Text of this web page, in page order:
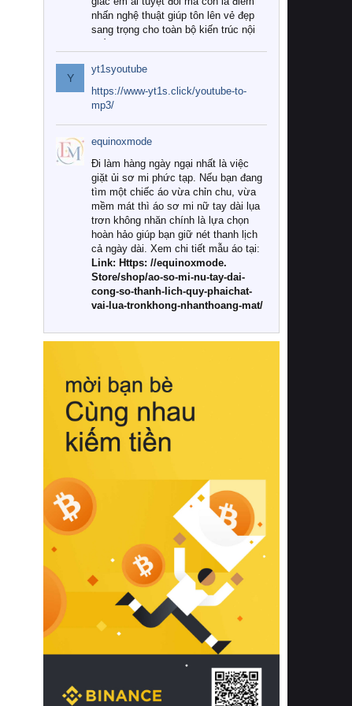
nhấn nghệ thuật giúp tôn lên vẻ đẹp
sang trọng cho toàn bộ kiến trúc nội
Tuy nhiên, giữa thị trường đa dạng
với vô vàn thương hiệu và mẫu mã
như hiện nay, làm thế nào để chọn
được những bộ chăn ga gối đệm cao
cấp thực sự chất lượng, phù hợp với
khí hậu và nhu cầu sử dụng của gia
đình? Hãy cùng chúng tôi đi tìm lời
giải đáp chi tiết qua bài viết dưới đây.
1. Tại sao các gia đình hiện đại lại ưa
chuộng chăn ga gối đệm cao cấp?
Khác với các dòng sản phẩm thông
thường, những bộ chăn ga gối đệm
cao cấp trải qua quy trình sản xuất
nghiêm ngặt từ khâu chọn lọc nguyên
liệu tự nhiên đến công nghệ dệt
nhuộm hiện đại không chứa hóa chất
này, bạn sẽ cảm nhận rõ rệt sự khác
hồi chuẩn xác của phần đệm nâng đỡ
cột sống.
Bên cạnh đó, việc lựa chọn các dòng
sản phẩm đạt chuẩn chất lượng quốc
tế còn giúp ngăn ngừa tình trạng kích
khuẩn và nấm mốc trong điều kiện
thời tiết nóng ẩm. Bạn có thể tìm hiểu
thêm các nghiên cứu khoa học về tác
động của giấc ngủ và môi trường
phòng ngủ đối với sức khỏe con
người tại Sleep Foundation (External
Link) để có cái nhìn toàn diện hơn.
2. Các tiêu chí vàng khi lựa chọn
chăn ga gối đệm cao cấp cho phòng
ngủ
Để sở hữu một bộ chăn ga gối đệm
cao cấp hoàn hảo cả về thẩm mỹ lẫn
công năng, người tiêu dùng cần cân
nhắc kỹ lưỡng các tiêu chí quan trọng
Y
yt1syoutube
https://www-yt1s.click/youtube-to-
mp3/
equinoxmode
Đi làm hàng ngày ngại nhất là việc
giặt ủi sơ mi phức tạp. Nếu bạn đang
tìm một chiếc áo vừa chỉn chu, vừa
mềm mát thì áo sơ mi nữ tay dài lụa
trơn không nhăn chính là lựa chọn
hoàn hảo giúp bạn giữ nét thanh lịch
cả ngày dài. Xem chi tiết mẫu áo tại:
Link: Https: //equinoxmode.
Store/shop/ao-so-mi-nu-tay-dai-
cong-so-thanh-lich-quy-phaichat-
vai-lua-tronkhong-nhanthoang-mat/